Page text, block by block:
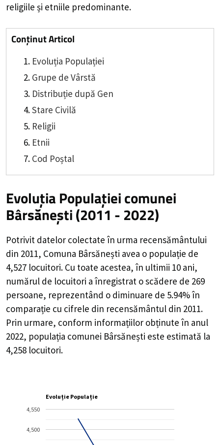
religiile și etniile predominante.
Conținut Articol
Evoluția Populației
Grupe de Vârstă
Distribuție după Gen
Stare Civilă
Religii
Etnii
Cod Poștal
Evoluția Populației comunei
Bârsănești (2011 - 2022)
Potrivit datelor colectate în urma recensământului
din 2011, Comuna Bârsănești avea o populație de
4,527 locuitori. Cu toate acestea, în ultimii 10 ani,
numărul de locuitori a înregistrat oscădere de 269
persoane, reprezentând o diminuare de 5.94%în
comparație cu cifrele din recensământul din 2011.
Prin urmare, conform informațiilor obținute în anul
2022, populația comunei Bârsănești este estimată la
4,258 locuitori.
Evoluție Populație
4,500
4,550